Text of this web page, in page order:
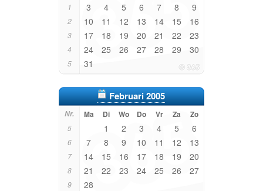
1 3 4 5 6 7 8 9
2 10 11 12 13 14 15 16
3 17 18 19 20 21 22 23
4 24 25 26 27 28 29 30
5 31
Februari 2005
Nr. Ma Di Wo Do Vr Za Zo
5 1 2 3 4 5 6
6 7 8 9 10 11 12 13
7 14 15 16 17 18 19 20
8 21 22 23 24 25 26 27
9 28